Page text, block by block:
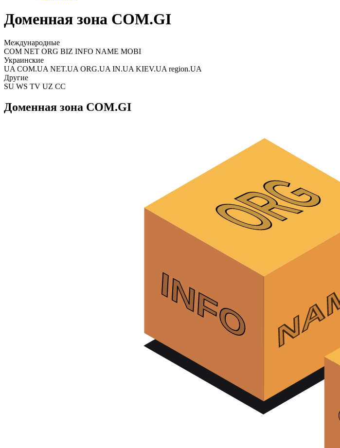
Доменная зона COM.GI
Международные
COM NET ORG BIZ INFO NAME MOBI
Украинские
UA COM.UA NET.UA ORG.UA IN.UA KIEV.UA region.UA
Другие
SU WS TV UZ CC
Доменная зона COM.GI